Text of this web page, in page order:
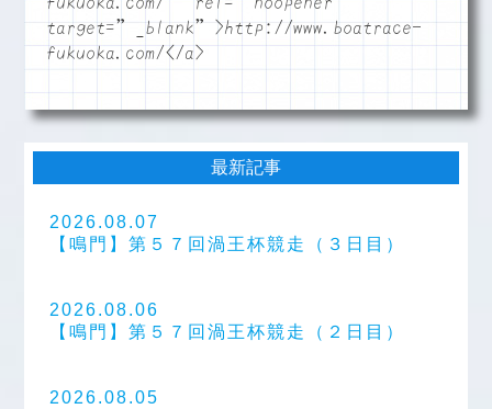
target=”_blank”>http://www.boatrace-
fukuoka.com/</a>
最新記事
2026.08.07
【鳴門】第５７回渦王杯競走（３日目）
2026.08.06
【鳴門】第５７回渦王杯競走（２日目）
2026.08.05